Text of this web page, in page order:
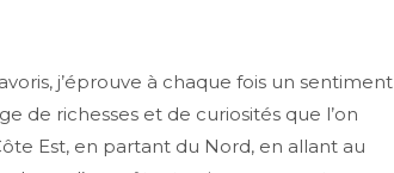
j’éprouve à chaque fois un sentiment
de richesses et de curiosités que l’on
Est, en partant du Nord, en allant au